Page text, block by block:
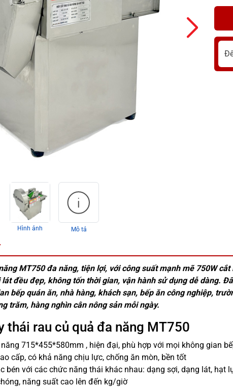
Hình ảnh Mô tả
MT750 đa năng, tiện lợi, với công suất mạnh mẽ 750W cắt
đều đẹp, không tốn thời gian, vận hành sử dụng dễ dàng.
bếp quán ăn, nhà hàng, khách sạn, bếp ăn công nghiệp,
trăm, hàng nghìn cân nông sản mỗi ngày.
thái rau củ quả đa năng MT750
715*455*580mm , hiện đại, phù hợp với mọi không gian
cấp, có khả năng chịu lực, chống ăn mòn, bền tốt
bén với các chức năng thái khác nhau: dạng sợi, dạng lát, hạt
năng suất cao lên đến kg/giờ